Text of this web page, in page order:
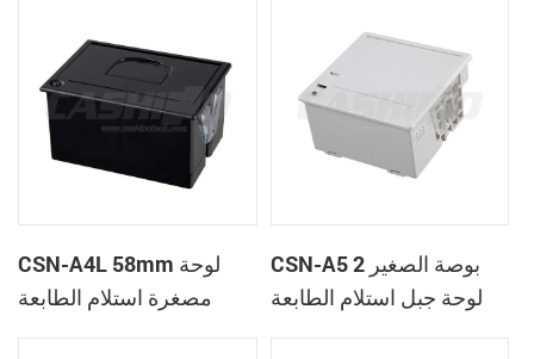
CSN-A4L 58mm لوحة
مصغرة استلام الطابعة
CSN-A5 2 بوصة الصغير
لوحة جبل استلام الطابعة